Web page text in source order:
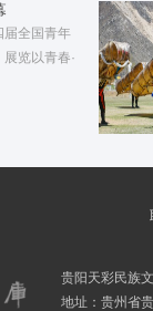
届全国青年
览以青春·
贵阳天彩民族
地址：贵州省